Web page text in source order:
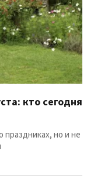
кто сегодня
праздниках, но и не